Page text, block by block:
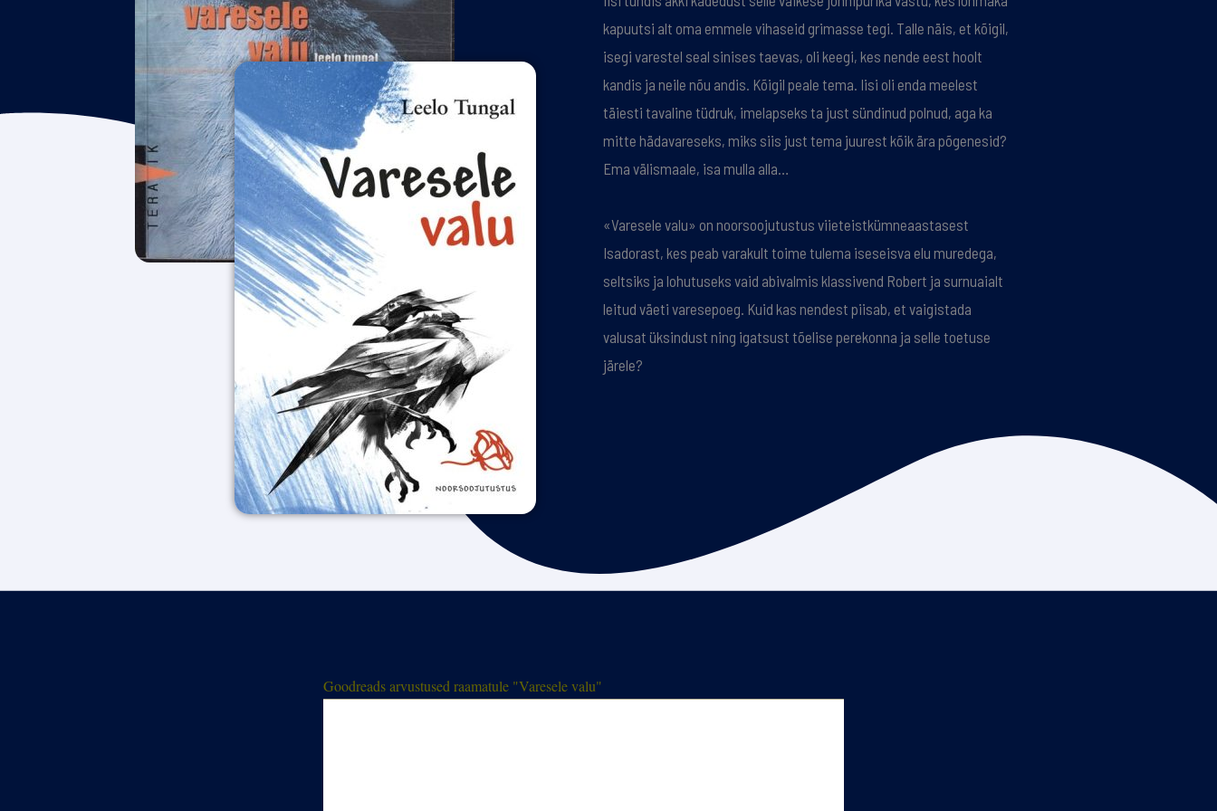
kapuutsi alt oma emmele vihaseid grimasse tegi. Talle näis, et kõigil,
isegi varestel seal sinises taevas, oli keegi, kes nende eest hoolt
kandis ja neile nõu andis. Kõigil peale tema. Iisi oli enda meelest
täiesti tavaline tüdruk, imelapseks ta just sündinud polnud, aga ka
mitte hädavareseks, miks siis just tema juurest kõik ära põgenesid?
Ema välismaale, isa mulla alla…
«Varesele valu» on noorsoojutustus viieteistkümneaastasest
Isadorast, kes peab varakult toime tulema iseseisva elu muredega,
seltsiks ja lohutuseks vaid abivalmis klassivend Robert ja surnuaialt
leitud väeti varesepoeg. Kuid kas nendest piisab, et vaigistada
valusat üksindust ning igatsust tõelise perekonna ja selle toetuse
järele?
Goodreads arvustused raamatule "Varesele valu"